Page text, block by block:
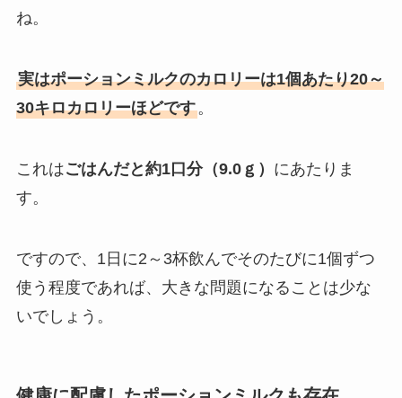
ね。
実はポーションミルクのカロリーは1個あたり20～
30キロカロリーほどです。
これはごはんだと約1口分（9.0ｇ） にあたりま
す。
ですので、1日に2～3杯飲んでそのたびに1個ずつ
使う程度であれば、大きな問題になることは少な
いでしょう。